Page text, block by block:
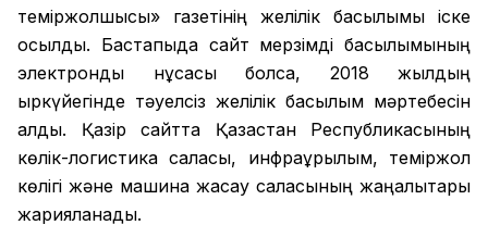
теміржолшысы» газетінің желілік басылымы іске
қосылды. Бастапқыда сайт мерзімді басылымының
электронды нұсқасы болса, 2018 жылдың
қыркүйегінде тәуелсіз желілік басылым мәртебесін
алды. Қазір сайтта Қазақстан Республикасының
көлік-логистика саласы, инфрақұрылым, теміржол
көлігі және машина жасау саласының жаңалықтары
жарияланады.